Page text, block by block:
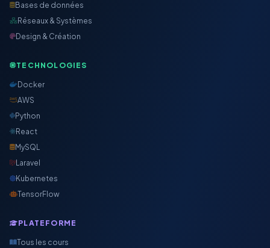
Bases de données
Réseaux & Systèmes
Design & Création
TECHNOLOGIES
Docker
AWS
Python
React
MySQL
Laravel
Kubernetes
TensorFlow
PLATEFORME
Tous les cours